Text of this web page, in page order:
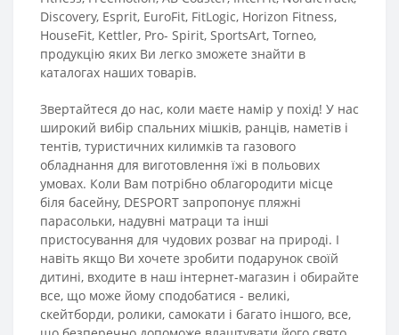
Discovery, Esprit, EuroFit, FitLogic, Horizon Fitness,
HouseFit, Kettler, Pro- Spirit, SportsArt, Torneo‏,
продукцію яких Ви легко зможете знайти в
каталогах наших товарів.
Звертайтеся до нас, коли маєте намір у похід! У нас
широкий вибір спальних мішків, ранців, наметів і
тентів, туристичних килимків та газового
обладнання для виготовлення їжі в польових
умовах. Коли Вам потрібно облагородити місце
біля басейну, DESPORT запропонує пляжні
парасольки, надувні матраци та інші
пристосування для чудових розваг на природі. І
навіть якщо Ви хочете зробити подарунок своїй
дитині, входите в наш інтернет-магазин і обирайте
все, що може йому сподобатися - великі,
скейтборди, ролики, самокати і багато іншого, все,